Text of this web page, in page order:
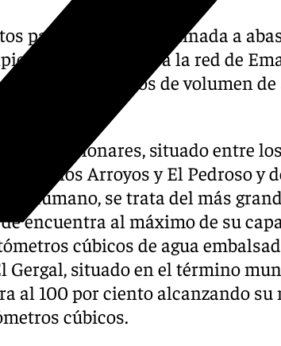
pantanos es la destinada a
pertenecientes a la red de
máximo históricos de volumen de
de Melonares, situado entre
de los Arroyos y El Pedroso y
humano, se trata del más
encuentra al máximo de su
cúbicos de agua
Gergal, situado en el término
al 100 por ciento alcanzando
cúbicos.